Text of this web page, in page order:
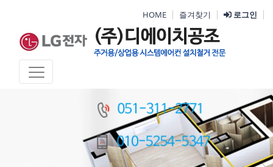
HOME 즐겨찾기 로그인